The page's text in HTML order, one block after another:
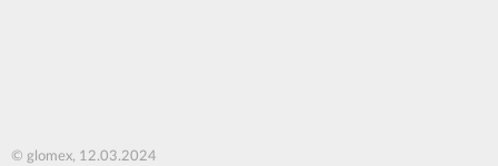
© glomex, 12.03.2024